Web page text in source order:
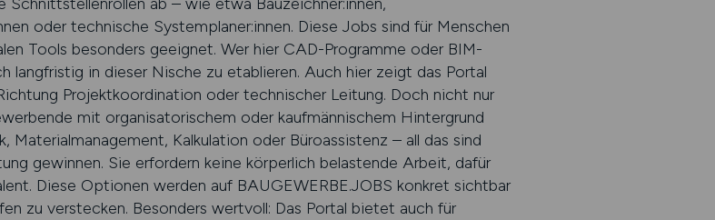
oder technische Systemplaner:innen. Diese Jobs sind für Menschen
Tools besonders geeignet. Wer hier CAD-Programme oder BIM-
langfristig in dieser Nische zu etablieren. Auch hier zeigt das Portal
Projektkoordination oder technischer Leitung. Doch nicht nur
mit organisatorischem oder kaufmännischem Hintergrund
Materialmanagement, Kalkulation oder Büroassistenz – all das sind
gewinnen. Sie erfordern keine körperlich belastende Arbeit, dafür
Diese Optionen werden auf BAUGEWERBE.JOBS konkret sichtbar
zu verstecken. Besonders wertvoll: Das Portal bietet auch für